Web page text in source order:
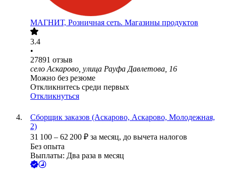
МАГНИТ, Розничная сеть. Магазины продуктов
3.4
•
27891 отзыв
село Аскарово, улица Рауфа Давлетова, 16
Можно без резюме
Откликнитесь среди первых
Откликнуться
Сборщик заказов (Аскарово, Аскарово, Молодежная,
2)
31 100 – 62 200 ₽ за месяц, до вычета налогов
Без опыта
Выплаты: Два раза в месяц